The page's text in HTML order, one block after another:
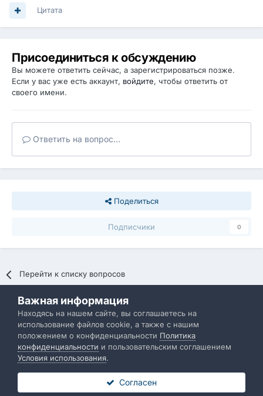
Цитата
Присоединиться к обсуждению
Вы можете ответить сейчас, а зарегистрироваться позже.
Если у вас уже есть аккаунт, войдите, чтобы ответить от
своего имени.
Ответить на вопрос...
Поделиться
Подписчики 0
Перейти к списку вопросов
Политика конфиденциальности Обратная связь
IBResource
Powered by Invision Community
Важная информация
Находясь на нашем сайте, вы соглашаетесь на
использование файлов cookie, а также с нашим
положением о конфиденциальности Политика
конфиденциальности и пользовательским соглашением
Условия использования.
Согласен